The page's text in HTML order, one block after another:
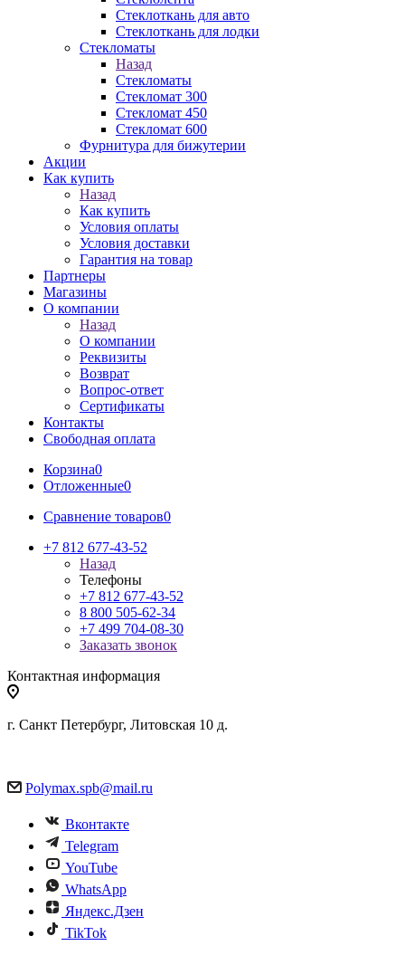
Стеклоткань для авто
Стеклоткань для лодки
Стекломаты
Назад
Стекломаты
Стекломат 300
Стекломат 450
Стекломат 600
Фурнитура для бижутерии
Акции
Как купить
Назад
Как купить
Условия оплаты
Условия доставки
Гарантия на товар
Партнеры
Магазины
О компании
Назад
О компании
Реквизиты
Возврат
Вопрос-ответ
Сертификаты
Контакты
Свободная оплата
Корзина0
Отложенные0
Сравнение товаров0
+7 812 677-43-52
Назад
Телефоны
+7 812 677-43-52
8 800 505-62-34
+7 499 704-08-30
Заказать звонок
Контактная информация
г. Санкт Петербург, Литовская 10 д.
Polymax.spb@mail.ru
Вконтакте
Telegram
YouTube
WhatsApp
Яндекс.Дзен
TikTok